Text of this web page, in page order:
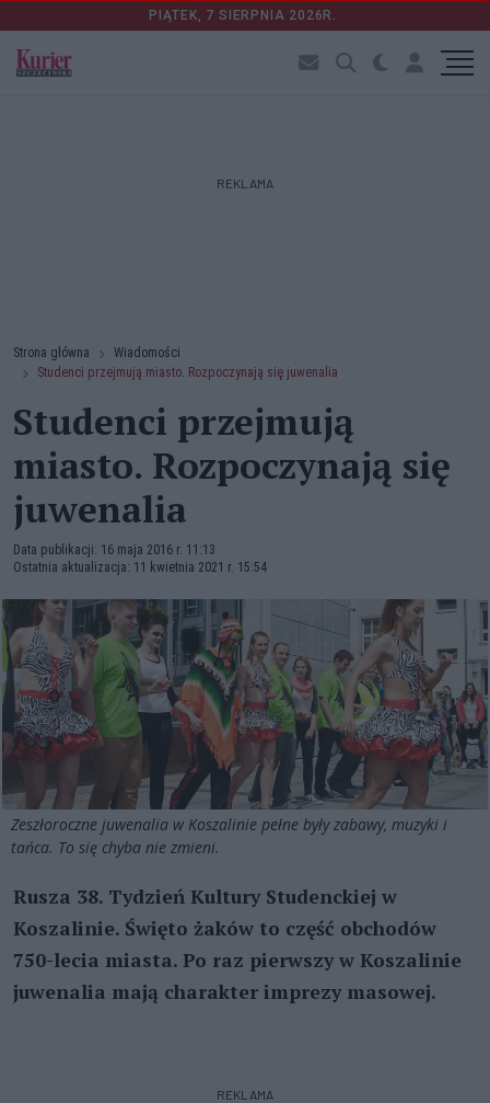
PIĄTEK, 7 SIERPNIA 2026R.
REKLAMA
Strona główna
Wiadomości
Studenci przejmują miasto. Rozpoczynają się juwenalia
Studenci przejmują
miasto. Rozpoczynają się
juwenalia
Data publikacji: 16 maja 2016 r. 11:13
Ostatnia aktualizacja: 11 kwietnia 2021 r. 15:54
Zeszłoroczne juwenalia w Koszalinie pełne były zabawy, muzyki i
tańca. To się chyba nie zmieni.
Rusza 38. Tydzień Kultury Studenckiej w
Koszalinie. Święto żaków to część obchodów
750-lecia miasta. Po raz pierwszy w Koszalinie
juwenalia mają charakter imprezy masowej.
REKLAMA